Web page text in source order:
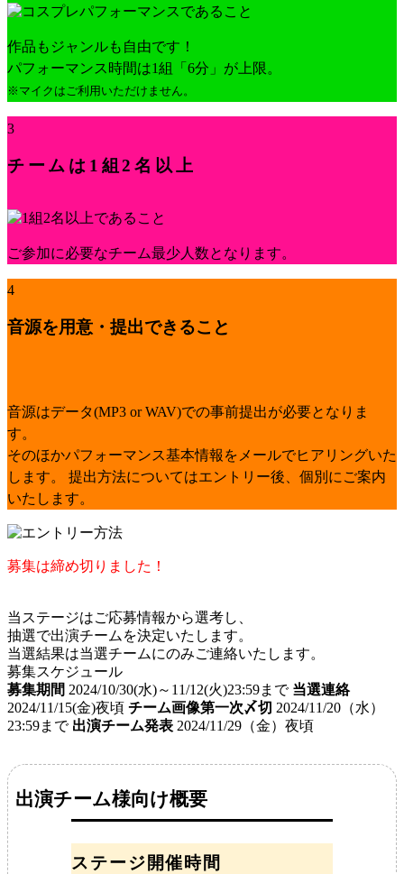
作品もジャンルも自由です！
パフォーマンス時間は1組「6分」が上限。
※マイクはご利用いただけません。
3
チームは1組2名以上
ご参加に必要なチーム最少人数となります。
4
音源を用意・提出できること
音源はデータ(MP3 or WAV)での事前提出が必要となりま
す。
そのほかパフォーマンス基本情報をメールでヒアリングいた
します。 提出方法についてはエントリー後、個別にご案内
いたします。
募集は締め切りました！
当ステージはご応募情報から選考し、
抽選で出演チームを決定いたします。
当選結果は当選チームにのみご連絡いたします。
募集スケジュール
募集期間 2024/10/30(水)～11/12(火)23:59まで 当選連絡
2024/11/15(金)夜頃 チーム画像第一次〆切 2024/11/20（水）
23:59まで 出演チーム発表 2024/11/29（金）夜頃
出演チーム様向け概要
ステージ開催時間